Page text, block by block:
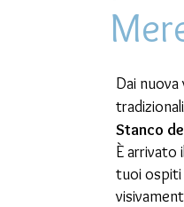
Dai
Stanco
È arrivato
tuoi ospiti